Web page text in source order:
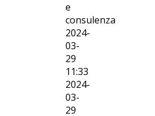
e
consulenza
2024-
03-
29
11:33
2024-
03-
29